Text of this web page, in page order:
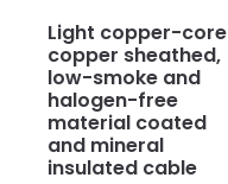
Light copper-core
copper sheathed,
low-smoke and
halogen-free
material coated
and mineral
insulated cable